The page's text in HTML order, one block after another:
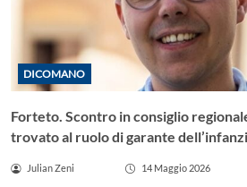
DICOMANO
Forteto. Scontro in consiglio
trovato al ruolo di garante
Julian Zeni 14 Maggio 2026